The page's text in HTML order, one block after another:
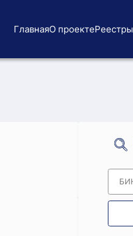
ГлавнаяО проектеРеестры